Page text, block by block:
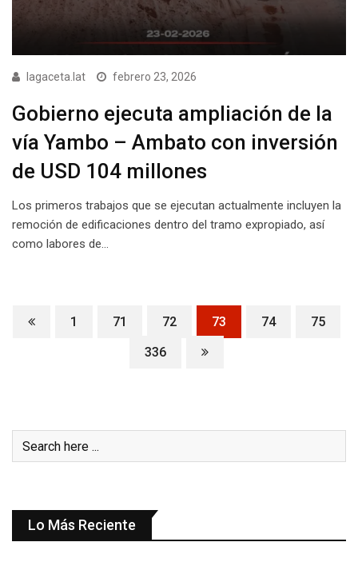
lagaceta.lat febrero 23, 2026
Gobierno ejecuta ampliación de la
vía Yambo – Ambato con inversión
de USD 104 millones
Los primeros trabajos que se ejecutan actualmente incluyen la
remoción de edificaciones dentro del tramo expropiado, así
como labores de…
1 71 72 73 74
75
336
Lo Más Reciente